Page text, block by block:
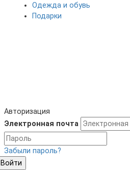
Одежда и обувь
Подарки
Авторизация
Электронная почта
Забыли пароль?
Войти